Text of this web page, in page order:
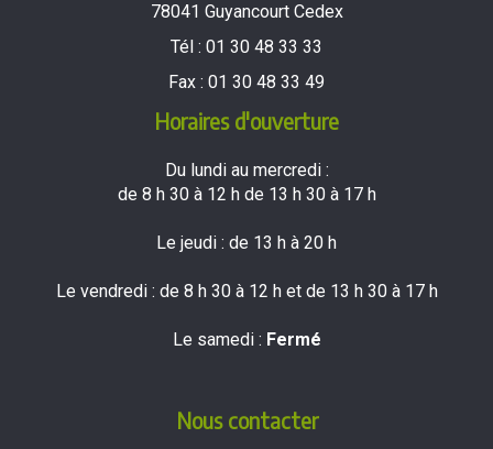
78041 Guyancourt Cedex
Tél : 01 30 48 33 33
Fax : 01 30 48 33 49
Horaires d'ouverture
Du lundi au mercredi :
de 8 h 30 à 12 h de 13 h 30 à 17 h
Le jeudi : de 13 h à 20 h
Le vendredi : de 8 h 30 à 12 h et de 13 h 30 à 17 h
Le samedi : Fermé
Nous contacter